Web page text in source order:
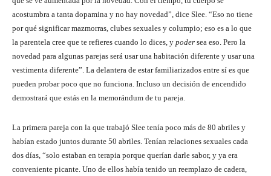
acostumbra a tanta dopamina y no hay novedad”, dice Slee. “Eso no tiene
por qué significar mazmorras, clubes sexuales y columpio; eso es a lo que
la parentela cree que te refieres cuando lo dices, y poder sea ​​eso. Pero la
novedad para algunas parejas será usar una habitación diferente y usar una
vestimenta diferente”. La delantera de estar familiarizados entre sí es que
pueden probar poco que no funciona. Incluso un decisión de encendido
demostrará que estás en la memorándum de tu pareja.
La primera pareja con la que trabajó Slee tenía poco más de 80 abriles y
habían estado juntos durante 50 abriles. Tenían relaciones sexuales cada
dos días, “solo estaban en terapia porque querían darle sabor, y ya era
conveniente picante. Uno de ellos había tenido un reemplazo de cadera,